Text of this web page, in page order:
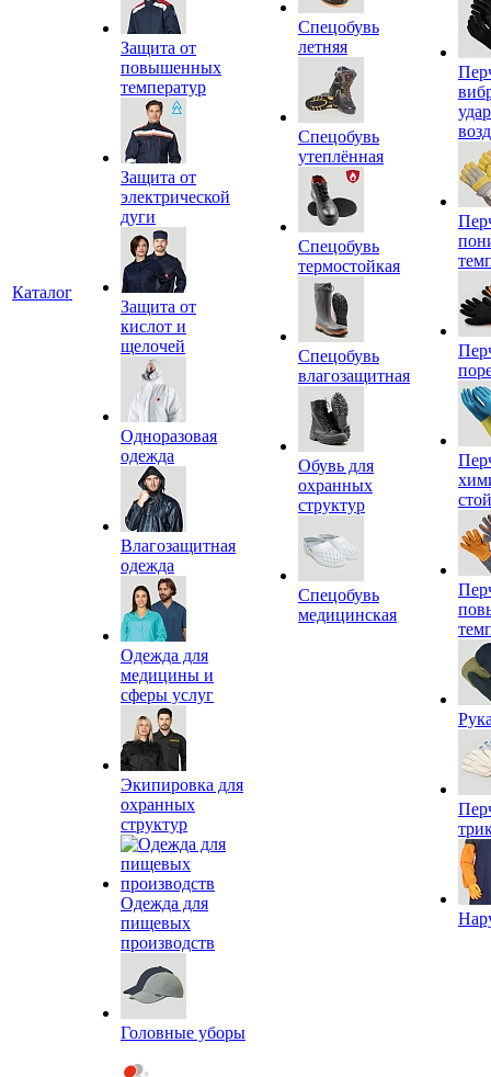
Каталог
Защита от
повышенных
температур
Защита от
электрической
дуги
Защита от
кислот и
щелочей
Одноразовая
одежда
Влагозащитная
одежда
Одежда для
медицины и
сферы услуг
Экипировка для
охранных
структур
Одежда для
пищевых
производств
Головные уборы
Спецобувь
летняя
Спецобувь
утеплённая
Спецобувь
термостойкая
Спецобувь
влагозащитная
Обувь для
охранных
структур
Спецобувь
медицинская